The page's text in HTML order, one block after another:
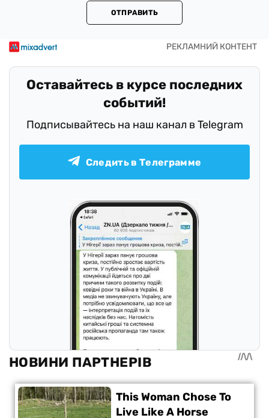
ОТПРАВИТЬ
Оставайтесь в курсе последних
событий!
Подписывайтесь на наш канал в Telegram
Следить в Телеграмме